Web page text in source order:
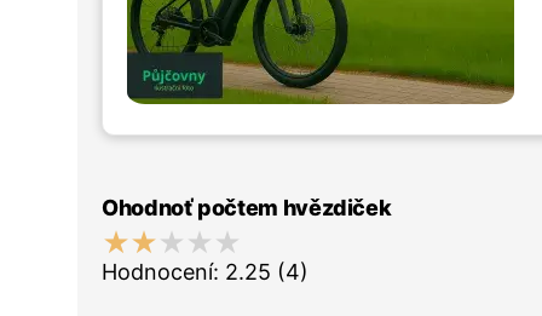
Ohodnoť počtem hvězdiček
Hodnocení: 2.25 (4)